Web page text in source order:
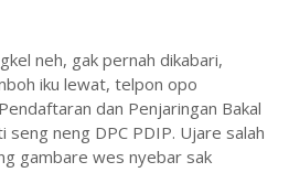
neh, gak pernah dikabari,
iku lewat, telpon opo
dan Penjaringan Bakal
seng neng DPC PDIP. Ujare salah
gambare wes nyebar sak